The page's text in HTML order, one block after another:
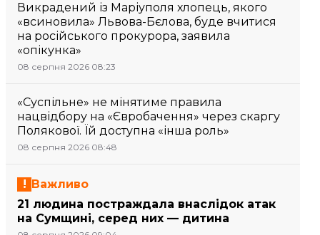
Викрадений із Маріуполя хлопець, якого
«всиновила» Львова-Бєлова, буде вчитися
на російського прокурора, заявила
«опікунка»
08 серпня 2026 08:23
«Суспільне» не мінятиме правила
нацвідбору на «Євробачення» через скаргу
Полякової. Їй доступна «інша роль»
08 серпня 2026 08:48
Важливо
21 людина постраждала внаслідок атак
на Сумщині, серед них — дитина